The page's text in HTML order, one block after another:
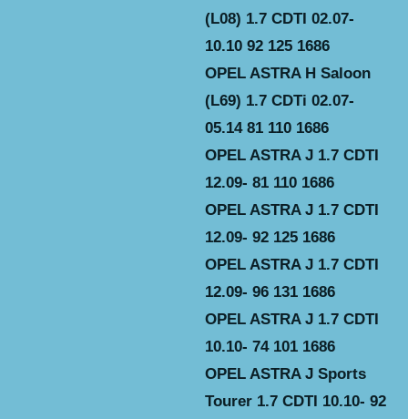
(L08) 1.7 CDTI 02.07-
10.10 92 125 1686
OPEL ASTRA H Saloon
(L69) 1.7 CDTi 02.07-
05.14 81 110 1686
OPEL ASTRA J 1.7 CDTI
12.09- 81 110 1686
OPEL ASTRA J 1.7 CDTI
12.09- 92 125 1686
OPEL ASTRA J 1.7 CDTI
12.09- 96 131 1686
OPEL ASTRA J 1.7 CDTI
10.10- 74 101 1686
OPEL ASTRA J Sports
Tourer 1.7 CDTI 10.10- 92